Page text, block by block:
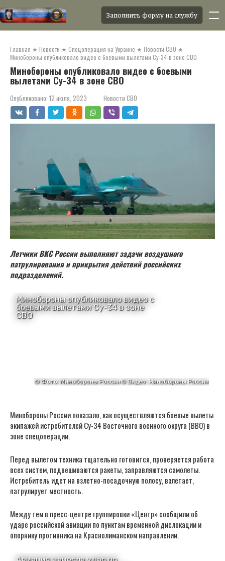
контенту
Заполнить форму на службу
Главная ★ Новости ★ Спецоперация на Украине ★ Новости СВО ★
Минобороны опубликовало видео с боевыми вылетами Су-34 в зоне СВО
Минобороны опубликовало видео с боевыми
вылетами Су-34 в зоне СВО
Опубликовано: 12 июля, 2023 Новости СВО
Летчики ВКС России выполняют задачи воздушного
патрулирования и прикрытия действий российских
подразделений.
Минобороны России показало, как осуществляются боевые вылеты
экипажей истребителей Су-34 Восточного военного округа (ВВО) в
зоне спецоперации.
Перед вылетом техника тщательно готовится, проверяется работа
всех систем, подвешиваются ракеты, заправляются самолеты.
Истребитель идет на взлетно-посадочную полосу, взлетает,
патрулирует местность.
Между тем в пресс-центре группировки «Центр» сообщили об
ударе российской авиации по пунктам временной дислокации и
опорнику противника на Краснолиманском направлении.